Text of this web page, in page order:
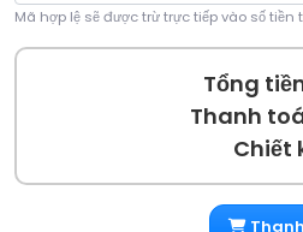
Mã hợp lệ sẽ được trừ trực tiếp vào số
Tổng
Thanh
Chiết